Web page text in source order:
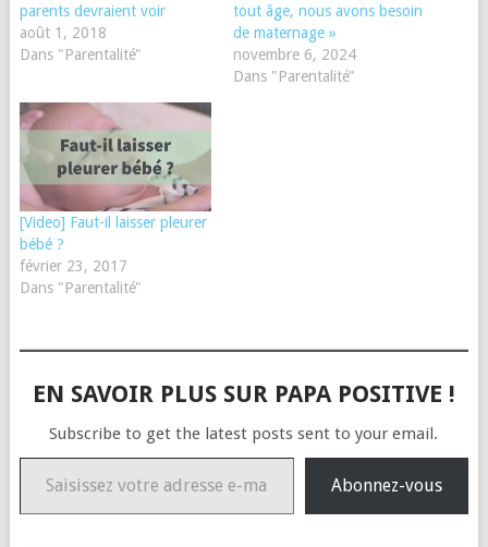
parents devraient voir
août 1, 2018
Dans "Parentalité"
tout âge, nous avons besoin
de maternage »
novembre 6, 2024
Dans "Parentalité"
[Video] Faut-il laisser pleurer
bébé ?
février 23, 2017
Dans "Parentalité"
EN SAVOIR PLUS SUR PAPA POSITIVE !
Subscribe to get the latest posts sent to your email.
Saisissez votre adresse e-mail…
Abonnez-vous